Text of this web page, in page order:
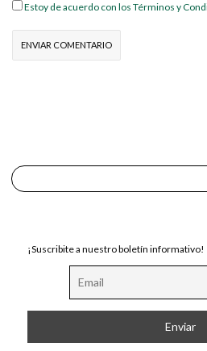
Estoy de acuerdo con los Términos y
¡Suscribite a nuestro boletín informativo!